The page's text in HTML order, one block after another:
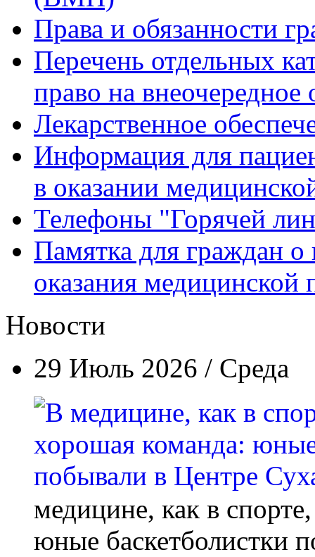
Права и обязанности
Перечень отдельных
право на
Лекарственное
Информация для
в оказании
Телефоны "Горячей
Памятка для граждан о
оказания
Новости
29 Июль 2026 / Среда
медицине, как в
юные баскетболистки